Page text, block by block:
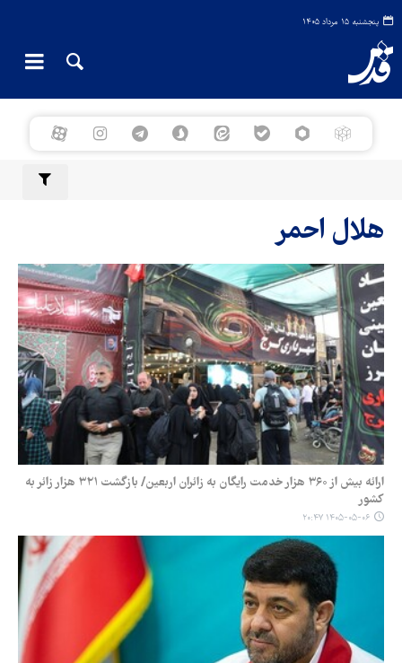
پنجشنبه ۱۵ مرداد ۱۴۰۵
هلال احمر
ارائه بیش از ۳۶۰ هزار خدمت رایگان به زائران اربعین/ بازگشت ۳۲۱ هزار زائر به
کشور
۱۴۰۵-۰۵-۰۶ ۲۰:۴۷